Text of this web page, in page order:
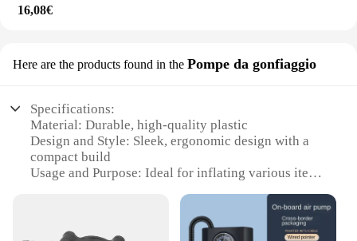
16,08€
Here are the products found in the Pompe da gonfiaggio
Specifications:
Material: Durable, high-quality plastic
Design and Style: Sleek, ergonomic design with a
compact build
Usage and Purpose: Ideal for inflating various items
Performance and Property: Powerful motor ensures
Parts and Accessories: Comes with a variety of